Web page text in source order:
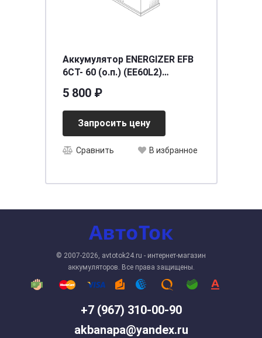
Аккумулятор ENERGIZER EFB
6CT- 60 (о.п.) (EE60L2)
5 800 ₽
Запросить цену
Сравнить В избранное
+7 (967) 310-00-90
akbanapa@yandex.ru
© 2007-2026, avtotok24.ru - интернет-магазин
аккумуляторов. Все права защищены.